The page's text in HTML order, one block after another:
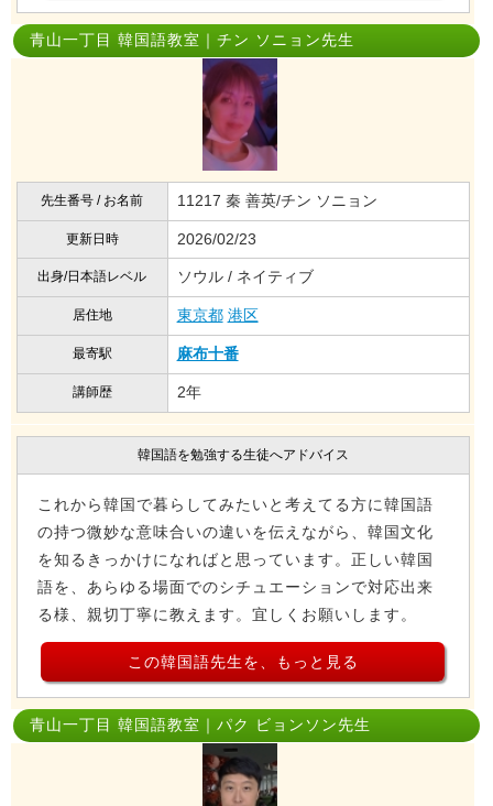
青山一丁目 韓国語教室｜チン ソニョン先生
先生番号 / お名前 11217 秦 善英/チン ソニョン
更新日時 2026/02/23
出身/日本語レベル ソウル / ネイティブ
居住地 東京都 港区
最寄駅 麻布十番
講師歴 2年
韓国語を勉強する生徒へアドバイス
これから韓国で暮らしてみたいと考えてる方に韓国語
の持つ微妙な意味合いの違いを伝えながら、韓国文化
を知るきっかけになればと思っています。正しい韓国
語を、あらゆる場面でのシチュエーションで対応出来
る様、親切丁寧に教えます。宜しくお願いします。
この韓国語先生を、もっと見る
青山一丁目 韓国語教室｜パク ビョンソン先生